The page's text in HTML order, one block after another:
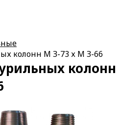
колонн М З-73 х М З-66
колонн